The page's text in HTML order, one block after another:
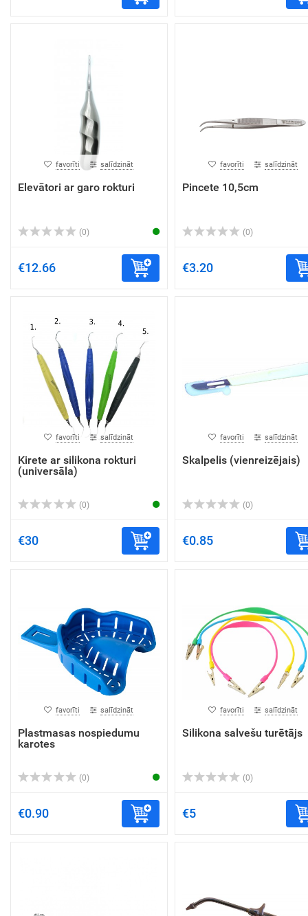
favorīti salīdzināt
Elevātori ar garo rokturi
(0)
€12.66
favorīti salīdzināt
Pincete 10,5cm
(0)
€3.20
favorīti salīdzināt
Kirete ar silikona rokturi
(universāla)
(0)
€30
favorīti salīdzināt
Skalpelis (vienreizējais)
(0)
€0.85
favorīti salīdzināt
Plastmasas nospiedumu
karotes
(0)
€0.90
favorīti salīdzināt
Silikona salvešu turētājs
(0)
€5